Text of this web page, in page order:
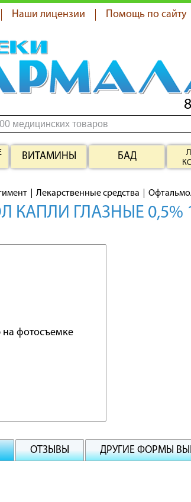
Наши лицензии Помощь по сайту
ВИТАМИНЫ БАД
Лекарственные средства
КАПЛИ ГЛАЗНЫЕ 0,5%
ОТЗЫВЫ ДРУГИЕ ФОРМЫ